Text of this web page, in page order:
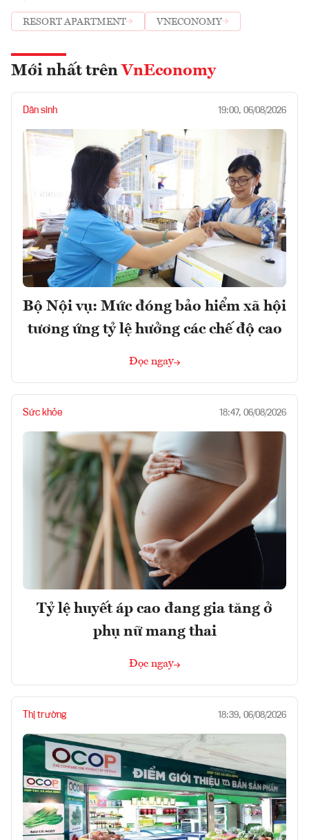
RESORT APARTMENT VNECONOMY
Mới nhất trên VnEconomy
Dân sinh 19:00, 06/08/2026
Bộ Nội vụ: Mức đóng bảo hiểm xã hội
tương ứng tỷ lệ hưởng các chế độ cao
Đọc ngay
Sức khỏe 18:47, 06/08/2026
Tỷ lệ huyết áp cao đang gia tăng ở
phụ nữ mang thai
Đọc ngay
Thị trường 18:39, 06/08/2026